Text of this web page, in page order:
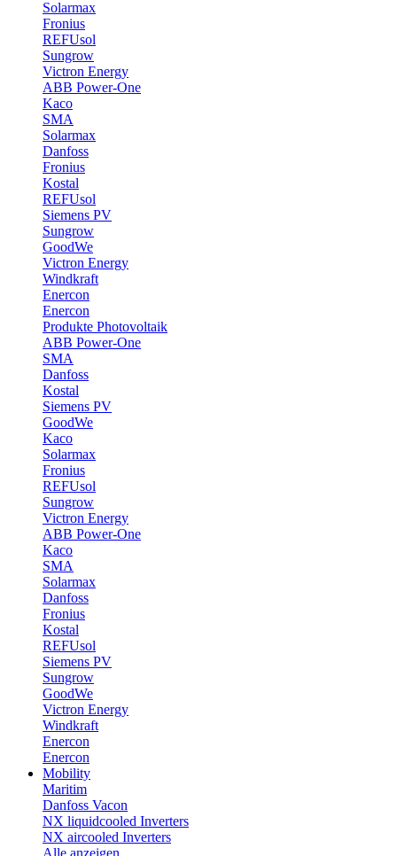
Solarmax
Fronius
REFUsol
Sungrow
Victron Energy
ABB Power-One
Kaco
SMA
Solarmax
Danfoss
Fronius
Kostal
REFUsol
Siemens PV
Sungrow
GoodWe
Victron Energy
Windkraft
Enercon
Enercon
Produkte Photovoltaik
ABB Power-One
SMA
Danfoss
Kostal
Siemens PV
GoodWe
Kaco
Solarmax
Fronius
REFUsol
Sungrow
Victron Energy
ABB Power-One
Kaco
SMA
Solarmax
Danfoss
Fronius
Kostal
REFUsol
Siemens PV
Sungrow
GoodWe
Victron Energy
Windkraft
Enercon
Enercon
Mobility
Maritim
Danfoss Vacon
NX liquidcooled Inverters
NX aircooled Inverters
Alle anzeigen